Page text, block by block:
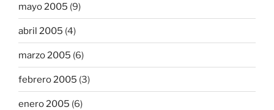
mayo 2005 (9)
abril 2005 (4)
marzo 2005 (6)
febrero 2005 (3)
enero 2005 (6)